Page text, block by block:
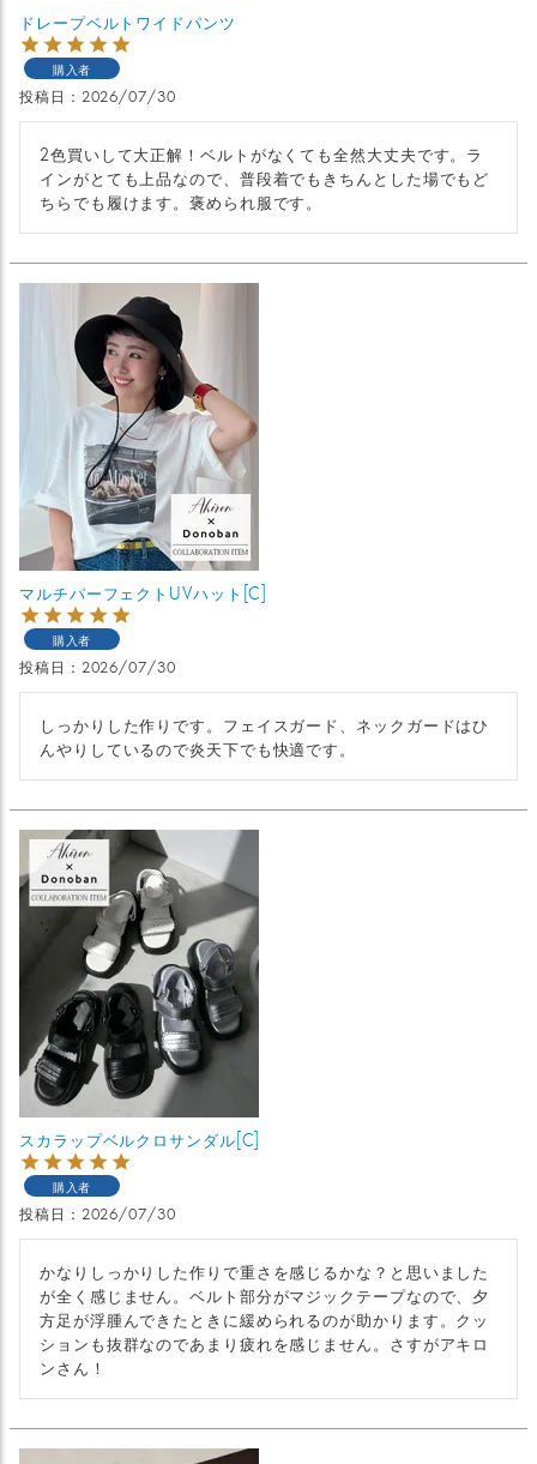
ドレープベルトワイドパンツ
購入者
投稿日 2026/07/30
2色買いして大正解！ベルトがなくても全然大丈夫です。ラ
インがとても上品なので、普段着でもきちんとした場でもど
ちらでも履けます。褒められ服です。
マルチパーフェクトUVハット[C]
購入者
投稿日 2026/07/30
しっかりした作りです。フェイスガード、ネックガードはひ
んやりしているので炎天下でも快適です。
スカラップベルクロサンダル[C]
購入者
投稿日 2026/07/30
かなりしっかりした作りで重さを感じるかな？と思いました
が全く感じません。ベルト部分がマジックテープなので、夕
方足が浮腫んできたときに緩められるのが助かります。クッ
ションも抜群なのであまり疲れを感じません。さすがアキロ
ンさん！